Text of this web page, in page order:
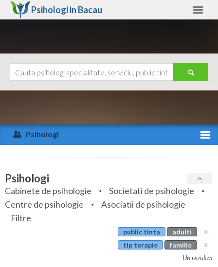
Psihologi in Bacau
Arad
Arges
Bihor
Bistrita-Nasaud
Botosani
Ajutor
Psihologi
Specialitati
Servicii
Articole
Psihologi
Cabinete de psihologie
Societati de psihologie
Centre de psihologie
Asociatii de psihologie
Filtre
public tinta
adulti
tip terapie
familie
Un rezultat